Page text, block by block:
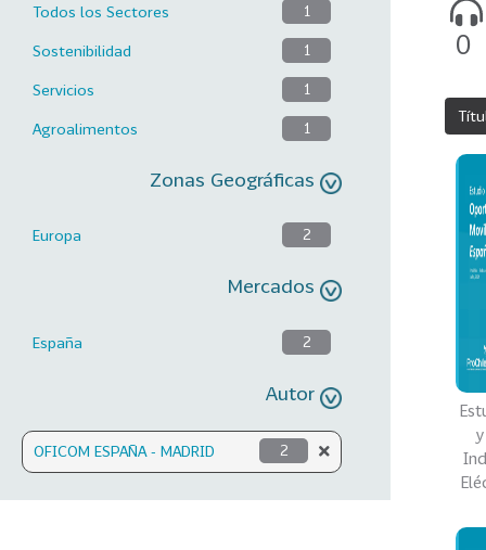
Todos los Sectores 1
Sostenibilidad 1
Servicios 1
Agroalimentos 1
Zonas Geográficas
Europa 2
Mercados
España 2
Autor
OFICOM ESPAÑA - MADRID 2
0